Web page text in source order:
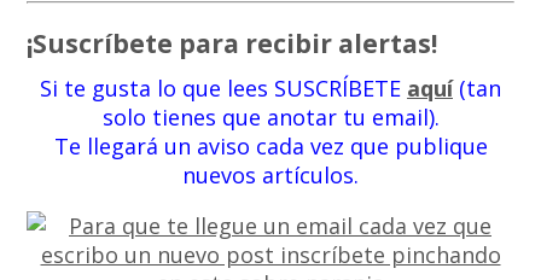
¡Suscríbete para recibir alertas!
Si te gusta lo que lees SUSCRÍBETE aquí(tan
solo tienes que anotar tu email).
Te llegará un aviso cada vez que publique
nuevos artículos.